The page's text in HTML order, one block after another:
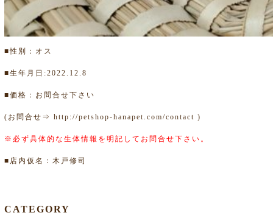
■性別：オス
■生年月日:2022.12.8
■価格：お問合せ下さい
(お問合せ⇒ http://petshop-hanapet.com/contact )
※必ず具体的な生体情報を明記してお問合せ下さい。
■店内仮名：木戸修司
CATEGORY